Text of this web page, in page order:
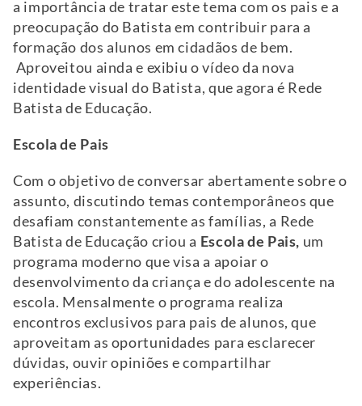
a importância de tratar este tema com os pais e a
preocupação do Batista em contribuir para a
formação dos alunos em cidadãos de bem.
Aproveitou ainda e exibiu o vídeo da nova
identidade visual do Batista, que agora é Rede
Batista de Educação.
Escola de Pais
Com o objetivo de conversar abertamente sobre o
assunto, discutindo temas contemporâneos que
desafiam constantemente as famílias, a Rede
Batista de Educação criou a Escola de Pais, um
programa moderno que visa a apoiar o
desenvolvimento da criança e do adolescente na
escola. Mensalmente o programa realiza
encontros exclusivos para pais de alunos, que
aproveitam as oportunidades para esclarecer
dúvidas, ouvir opiniões e compartilhar
experiências.